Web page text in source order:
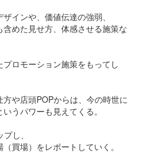
インや、価値伝達の強弱、
めた見せ方、体感させる施策な
ロモーション施策をもってし
や店頭POPからは、今の時世に
うパワーも見えてくる。
し、
買場）をレポートしていく。